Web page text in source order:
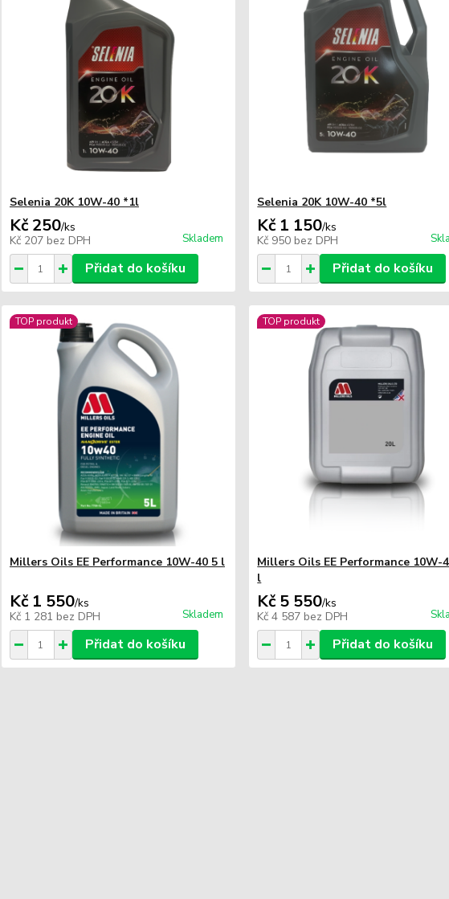
Selenia 20K 10W-40 *1l
Kč 250/ks
Kč 207 bez DPH Skladem
Přidat do košíku
Selenia 20K 10W-40 *5l
Kč 1 150/ks
Kč 950 bez DPH
Přidat do košíku
TOP produkt
Millers Oils EE Performance 10W-40 5 l
Kč 1 550/ks
Kč 1 281 bez DPH Skladem
Přidat do košíku
TOP produkt
Millers Oils EE Performance 10W-
l
Kč 5 550/ks
Kč 4 587 bez DPH
Přidat do košíku